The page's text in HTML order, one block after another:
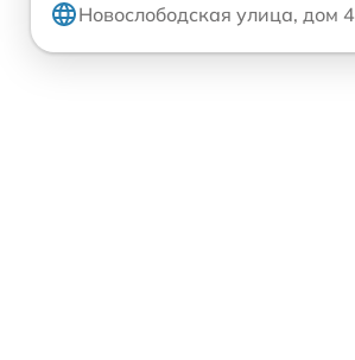
Новослободская улица, дом 4